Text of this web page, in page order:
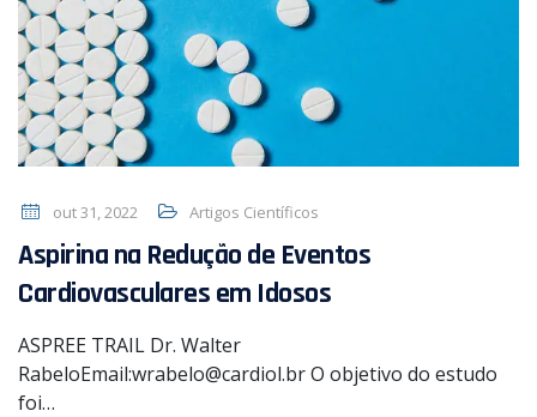
out 31, 2022 Artigos Científicos
Aspirina na Redução de Eventos
Cardiovasculares em Idosos
ASPREE TRAIL Dr. Walter
RabeloEmail:wrabelo@cardiol.br O objetivo do estudo
foi…